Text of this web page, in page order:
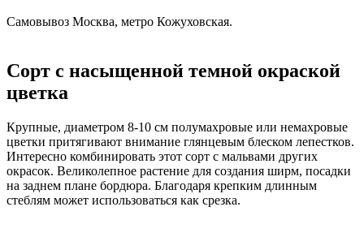
Самовывоз Москва, метро Кожуховская.
Сорт с насыщенной темной окраской
цветка
Крупные, диаметром 8-10 см полумахровые или немахровые
цветки притягивают внимание глянцевым блеском лепестков.
Интересно комбинировать этот сорт с мальвами других
окрасок. Великолепное растение для создания ширм, посадки
на заднем плане бордюра. Благодаря крепким длинным
стеблям может использоваться как срезка.